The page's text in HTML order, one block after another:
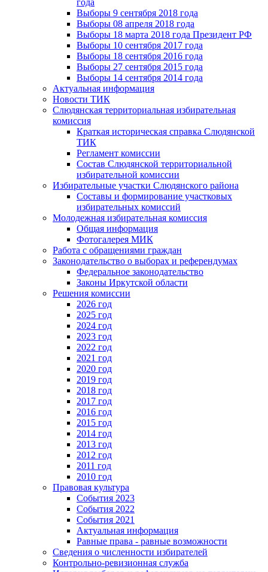
года
Выборы 9 сентября 2018 года
Выборы 08 апреля 2018 года
Выборы 18 марта 2018 года Президент РФ
Выборы 10 сентября 2017 года
Выборы 18 сентября 2016 года
Выборы 27 сентября 2015 года
Выборы 14 сентября 2014 года
Актуальная информация
Новости ТИК
Слюдянская территориальная избирательная
комиссия
Краткая историческая справка Слюдянской
ТИК
Регламент комиссии
Состав Слюдянской территориальной
избирательной комиссии
Избирательные участки Слюдянского района
Составы и формирование участковых
избирательных комиссий
Молодежная избирательная комиссия
Общая информация
Фотогалерея МИК
Работа с обращениями граждан
Законодательство о выборах и референдумах
Федеральное законодательство
Законы Иркутской области
Решения комиссии
2026 год
2025 год
2024 год
2023 год
2022 год
2021 год
2020 год
2019 год
2018 год
2017 год
2016 год
2015 год
2014 год
2013 год
2012 год
2011 год
2010 год
Правовая культура
События 2023
События 2022
События 2021
Актуальная информация
Равные права - равные возможности
Сведения о численности избирателей
Контрольно-ревизионная служба